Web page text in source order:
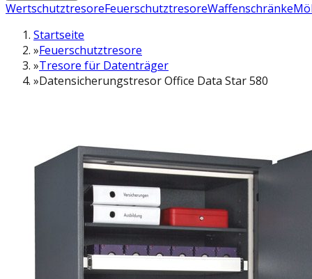
WertschutztresoreFeuerschutztresoreWaffenschränke
Startseite
»Feuerschutztresore
»Tresore für Datenträger
»Datensicherungstresor Office Data Star 580